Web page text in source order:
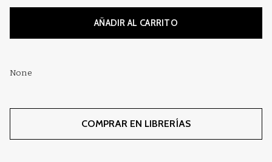
AÑADIR AL CARRITO
None
COMPRAR EN LIBRERÍAS